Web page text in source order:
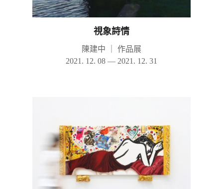
視象詩情
陳建中
作品展
2021. 12. 08 — 2021. 12. 31